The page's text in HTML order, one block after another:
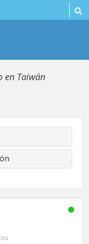
en Taiwán